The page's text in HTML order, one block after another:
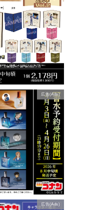
広告(Ads)
広告(Ads)